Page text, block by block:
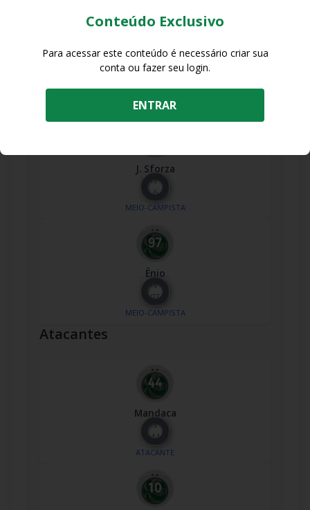
Lucas Fernandes
Nº
33
MEIO-CAMPISTA
J. Sforza
Nº
6
MEIO-CAMPISTA
Ênio
Nº
97
MEIO-CAMPISTA
Atacantes
Mandaca
Nº
44
ATACANTE
Conteúdo Exclusivo
Para acessar este conteúdo é necessário criar sua
conta ou fazer seu login.
ENTRAR